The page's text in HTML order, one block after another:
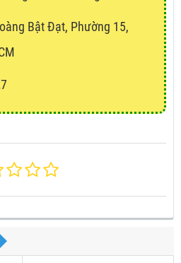
Bật Đạt, Phường 15,